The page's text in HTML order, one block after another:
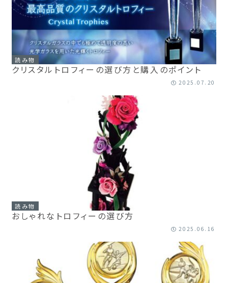
読み物
クリスタルトロフィーの選び方と購入のポイント
2025.07.20
読み物
おしゃれなトロフィーの選び方
2025.06.16